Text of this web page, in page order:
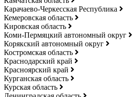
Карачаево-Черкесская Республика
Кемеровская область
Кировская область
Коми-Пермяцкий автономный округ
Корякский автономный округ
Костромская область
Краснодарский край
Красноярский край
Курганская область
Курская область